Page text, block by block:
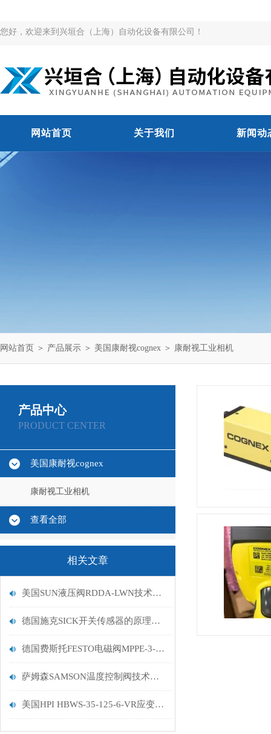
您好，欢迎来到兴垣合（上海）自动化设备有限公司！
网站首页 关于我们 新闻动
网站首页 ＞ 产品展示 ＞ 美国康耐视cognex ＞ 康耐视工业相机
产品中心
PRODUCT CENTER
美国康耐视cognex
康耐视工业相机
查看全部
相关文章
美国SUN液压阀RDDA-LWN技术描述
德国施克SICK开关传感器的原理及特点介绍
德国费斯托FESTO电磁阀MPPE-3-1/4-10-010-B描述
萨姆森SAMSON温度控制阀技术参数
美国HPI HBWS-35-125-6-VR应变计技术分析描述